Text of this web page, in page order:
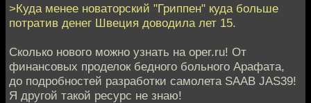
>Куда менее новаторский "Гриппен" куда больше
потратив денег Швеция доводила лет 15.
Сколько нового можно узнать на oper.ru! От
финансовых проделок бедного больного Арафата,
до подробностей разработки самолета SAAB JAS39!
Я другой такой ресурс не знаю!